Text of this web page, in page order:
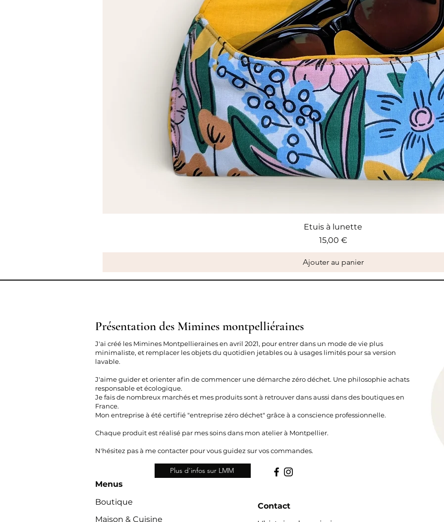
Etuis à lunette
Prix
15,00 €
Ajouter au panier
Présentation des Mimines montpelliéraines
J'ai créé les Mimines Montpellieraines en avril 2021, pour entrer dans un mode de vie plus
minimaliste, et remplacer les objets du quotidien jetables ou à usages limités pour sa version
lavable.
J'aime guider et orienter afin de commencer une démarche zéro déchet. Une philosophie achats
responsable et écologique.
Je fais de nombreux marchés et mes produits sont à retrouver dans aussi dans des boutiques en
France.
Mon entreprise à été certifié "entreprise zéro déchet" grâce à a conscience professionnelle.
Chaque produit est réalisé par mes soins dans mon atelier à Montpellier.
N'hésitez pas à me contacter pour vous guidez sur vos commandes.
Plus d'infos sur LMM
Menus
Boutique
Maison & Cuisine
Contact